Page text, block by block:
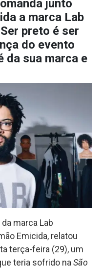
junto
a marca Lab
preto é ser
do evento
da sua marca e
marca Lab
Emicida, relatou
terça-feira (29), um
teria sofrido na São